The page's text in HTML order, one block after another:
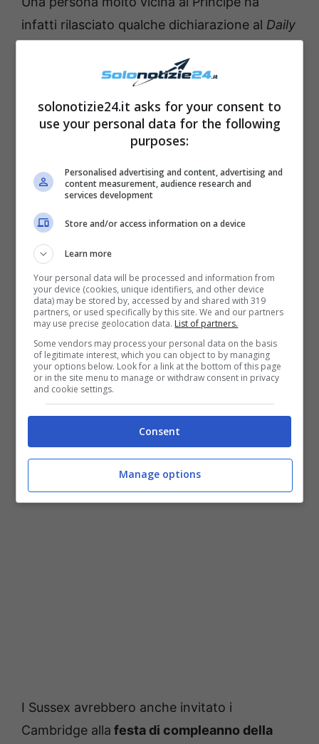
infatti rilasciato qualche dichiarazione al Daily
l’essere davvero arrabbiato
fonte. I due fratelli erano sempre statimolto
, e avevano mostrato più volte
cose non stiano migliorando tra di loro e che
a Londra qualche settimana fa per ilGiubileo
di Platino– non ci sia stato alcun
riavvicinamentotra i due.
I Sussex avrebbero anche invitato i
Cambridge alla festa di compleanno della
solonotizie24.it asks for your consent to
use your personal data for the following
purposes:
Personalised advertising and content, advertising and
content measurement, audience research and
services development
Store and/or access information on a device
Learn more
Your personal data will be processed and information from
your device (cookies, unique identifiers, and other device
data) may be stored by, accessed by and shared with 319
partners, or used specifically by this site. We and our partners
may use precise geolocation data. List of partners.
Some vendors may process your personal data on the basis
of legitimate interest, which you can object to by managing
your options below. Look for a link at the bottom of this page
or in the site menu to manage or withdraw consent in privacy
and cookie settings.
Consent
Manage options